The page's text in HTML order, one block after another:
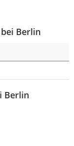
Berlin
Berlin